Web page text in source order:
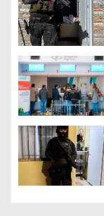
d
e
e
n
t
r
a